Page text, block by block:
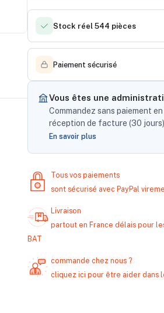
Stock réel 544 pièces
Paiement sécurisé
Vous êtes une
Commandez sans paiement
réception de facture (30
En savoir plus
Tous vos paiements
sont sécurisé avec PayPal
Livraison
partout en France délais pour
BAT
commande chez nous ?
cliquez ici pour être aider dans